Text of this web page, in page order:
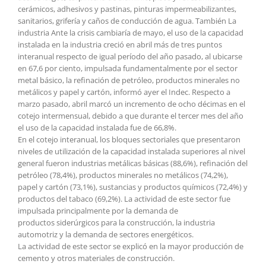
cerámicos, adhesivos y pastinas, pinturas impermeabilizantes,
sanitarios, grifería y caños de conducción de agua. También La
industria Ante la crisis cambiaría de mayo, el uso de la capacidad
instalada en la industria creció en abril más de tres puntos
interanual respecto de igual período del año pasado, al ubicarse
en 67,6 por ciento, impulsada fundamentalmente por el sector
metal básico, la refinación de petróleo, productos minerales no
metálicos y papel y cartón, informó ayer el Indec. Respecto a
marzo pasado, abril marcó un incremento de ocho décimas en el
cotejo intermensual, debido a que durante el tercer mes del año
el uso de la capacidad instalada fue de 66,8%.
En el cotejo interanual, los bloques sectoriales que presentaron
niveles de utilización de la capacidad instalada superiores al nivel
general fueron industrias metálicas básicas (88,6%), refinación del
petróleo (78,4%), productos minerales no metálicos (74,2%),
papel y cartón (73,1%), sustancias y productos químicos (72,4%) y
productos del tabaco (69,2%). La actividad de este sector fue
impulsada principalmente por la demanda de
productos siderúrgicos para la construcción, la industria
automotriz y la demanda de sectores energéticos.
La actividad de este sector se explicó en la mayor producción de
cemento y otros materiales de construcción.